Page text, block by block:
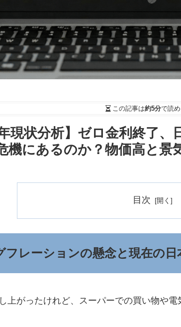
この記事は約5分で読め
年現状分析】ゼロ金利終了
機にあるのか？物価高と景
目次
フレーションの懸念と現在の日
上がったけれど、スーパーでの買い物や